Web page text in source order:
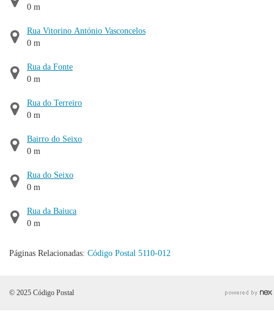
0 m
Rua Vitorino António Vasconcelos
0 m
Rua da Fonte
0 m
Rua do Terreiro
0 m
Bairro do Seixo
0 m
Rua do Seixo
0 m
Rua da Baiuca
0 m
Páginas Relacionadas: Código Postal 5110-012
© 2025 Código Postal